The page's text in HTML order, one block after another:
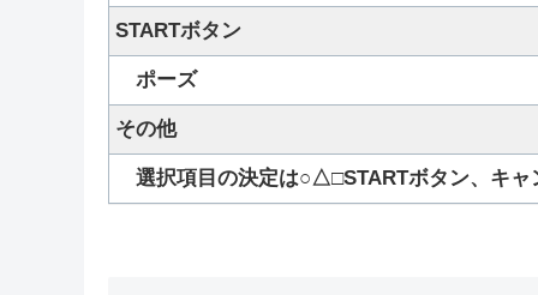
STARTボタン
ポーズ
その他
選択項目の決定は○△□STARTボタン、キャ